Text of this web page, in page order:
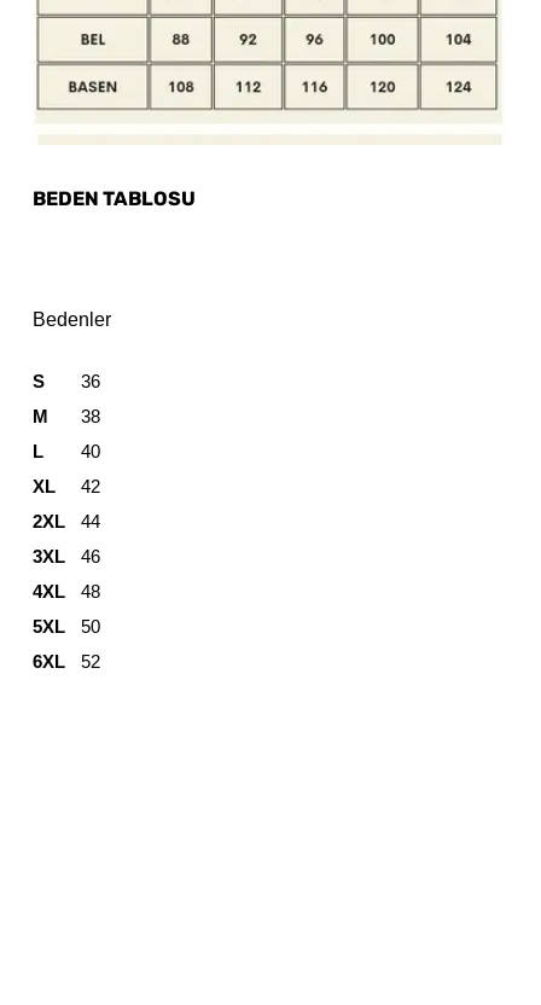
BEDEN TABLOSU
Bedenler
S
36
M
38
L
40
XL
42
2XL
44
3XL
46
4XL
48
5XL
50
6XL
52